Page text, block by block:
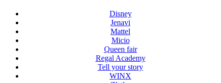
Disney
Jenavi
Mattel
Micio
Queen fair
Regal Academy
Tell your story
WINX